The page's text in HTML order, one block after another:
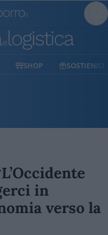
SHOP SOSTIENICI
in
verso la